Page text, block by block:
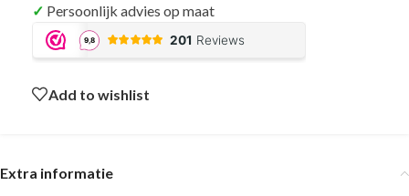
Persoonlijk advies op maat
Add to wishlist
Extra informatie